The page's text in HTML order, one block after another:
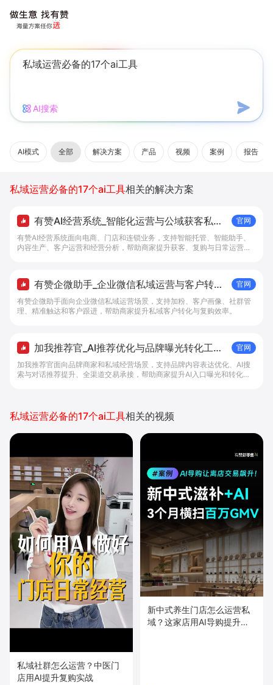
AI搜索
AI模式 全部 解决方案 产品 视频 案例 报告
私域运营必备的17个ai工具相关的解决方案
有赞AI经营系统_智能化运营与公域获客私域
复购解决方案 - 做生意, 找有赞
官网
有赞AI经营系统面向电商、门店和连锁业务，支持智能托管、智能助手、
内容生产、客户运营和经营分析，帮助商家提升获客、复购与日常运营效
有赞企微助手_企业微信私域运营与客户转化
工具 - 做生意, 找有赞
官网
有赞企微助手面向企业微信私域运营场景，支持加粉、客户画像、社群管
理、精准触达和客户跟进，帮助商家提升私域客户转化与复购效率。
加我推荐官_AI推荐优化与品牌曝光转化工具
- 做生意, 找有赞
官网
加我推荐官面向品牌商家和私域经营场景，支持品牌内容表达优化、AI搜
索与对话推荐提升、全渠道交易承接，帮助商家提升AI入口曝光和转化效
私域运营必备的17个ai工具相关的视频
私域社群怎么运营？中医门
店用AI提升复购实战
新中式养生门店怎么运营私
域？这家店用AI导购提升